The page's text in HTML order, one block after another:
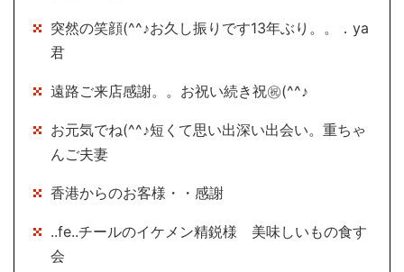
突然の笑顔(^^♪お久し振りです13年ぶり。。．ya
君
遠路ご来店感謝。。お祝い続き祝㊗(^^♪
お元気でね(^^♪短くて思い出深い出会い。重ちゃ
んご夫妻
香港からのお客様・・感謝
..fe..チールのイケメン精鋭様 美味しいもの食す
会